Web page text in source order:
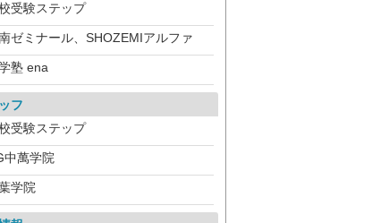
受験ステップ
ゼミナール、SHOZEMIアルファ
塾 ena
フ
受験ステップ
中萬学院
学院